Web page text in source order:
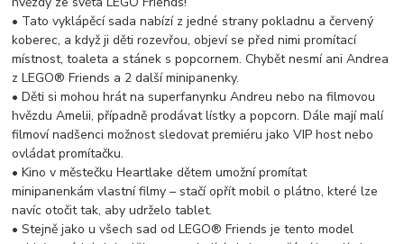
• Tato vyklápěcí sada nabízí z jedné strany pokladnu a červený
koberec, a když ji děti rozevřou, objeví se před nimi promítací
místnost, toaleta a stánek s popcornem. Chybět nesmí ani Andrea
z LEGO® Friends a 2 další minipanenky.
• Děti si mohou hrát na superfanynku Andreu nebo na filmovou
hvězdu Amelii, případně prodávat lístky a popcorn. Dále mají malí
filmoví nadšenci možnost sledovat premiéru jako VIP host nebo
ovládat promítačku.
• Kino v městečku Heartlake dětem umožní promítat
minipanenkám vlastní filmy – stačí opřít mobil o plátno, které lze
navíc otočit tak, aby udrželo tablet.
• Stejně jako u všech sad od LEGO® Friends je tento model